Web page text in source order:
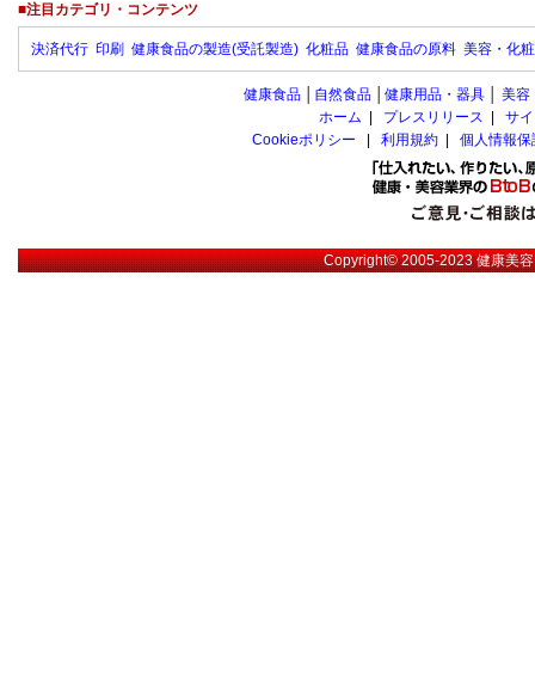
■注目カテゴリ・コンテンツ
決済代行 印刷 健康食品の製造(受託製造) 化粧品 健康食品の原料 美容・化
健康食品 自然食品 健康用品・器具 美容
ホーム
プレスリリース
サ
Cookieポリシー
利用規約 個人情報
Copyright© 2005-2023健康美